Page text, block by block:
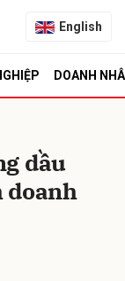
English
DOANH
dầu
doanh